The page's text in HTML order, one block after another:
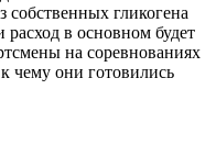
собственных гликогена
в основном будет
на соревнованиях
чему они готовились